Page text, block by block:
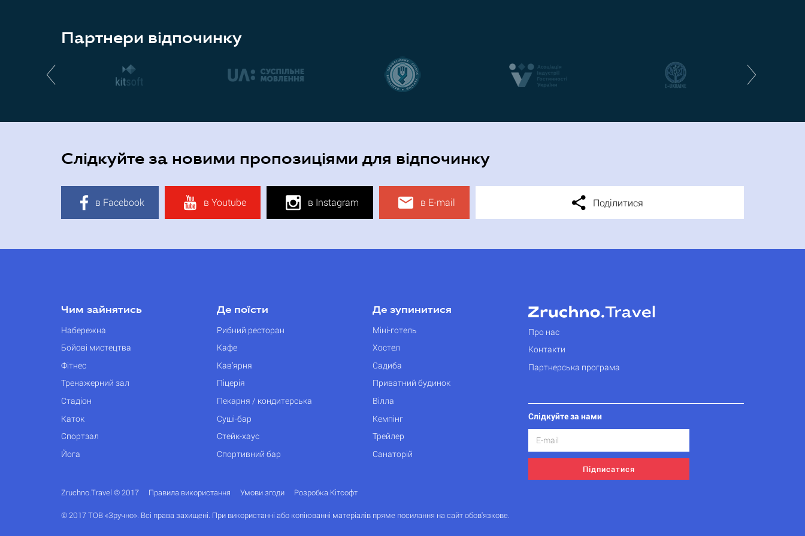
Партнери відпочинку
Слідкуйте за новими пропозиціями для відпочинку
в Facebook в Youtube в Instagram в E-mail Поділитися
Чим зайнятись
Набережна
Бойові мистецтва
Фітнес
Тренажерний зал
Стадіон
Каток
Спортзал
Йога
Де поїсти
Рибний ресторан
Кафе
Кав’ярня
Піцерія
Пекарня / кондитерська
Суші-бар
Стейк-хаус
Спортивний бар
Де зупинитися
Міні-готель
Хостел
Садиба
Приватний будинок
Вілла
Кемпінг
Трейлер
Санаторій
Про нас
Контакти
Партнерська програма
Слідкуйте за нами
Підписатися
Zruchno.Travel © 2017 Правила використання Умови згоди Розробка Кітсофт
© 2017 ТОВ «Зручно». Всі права захищені. При використанні або копіюванні матеріалів пряме посилання на сайт обов'язкове.